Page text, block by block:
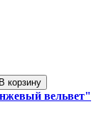
В корзину
вельвет"